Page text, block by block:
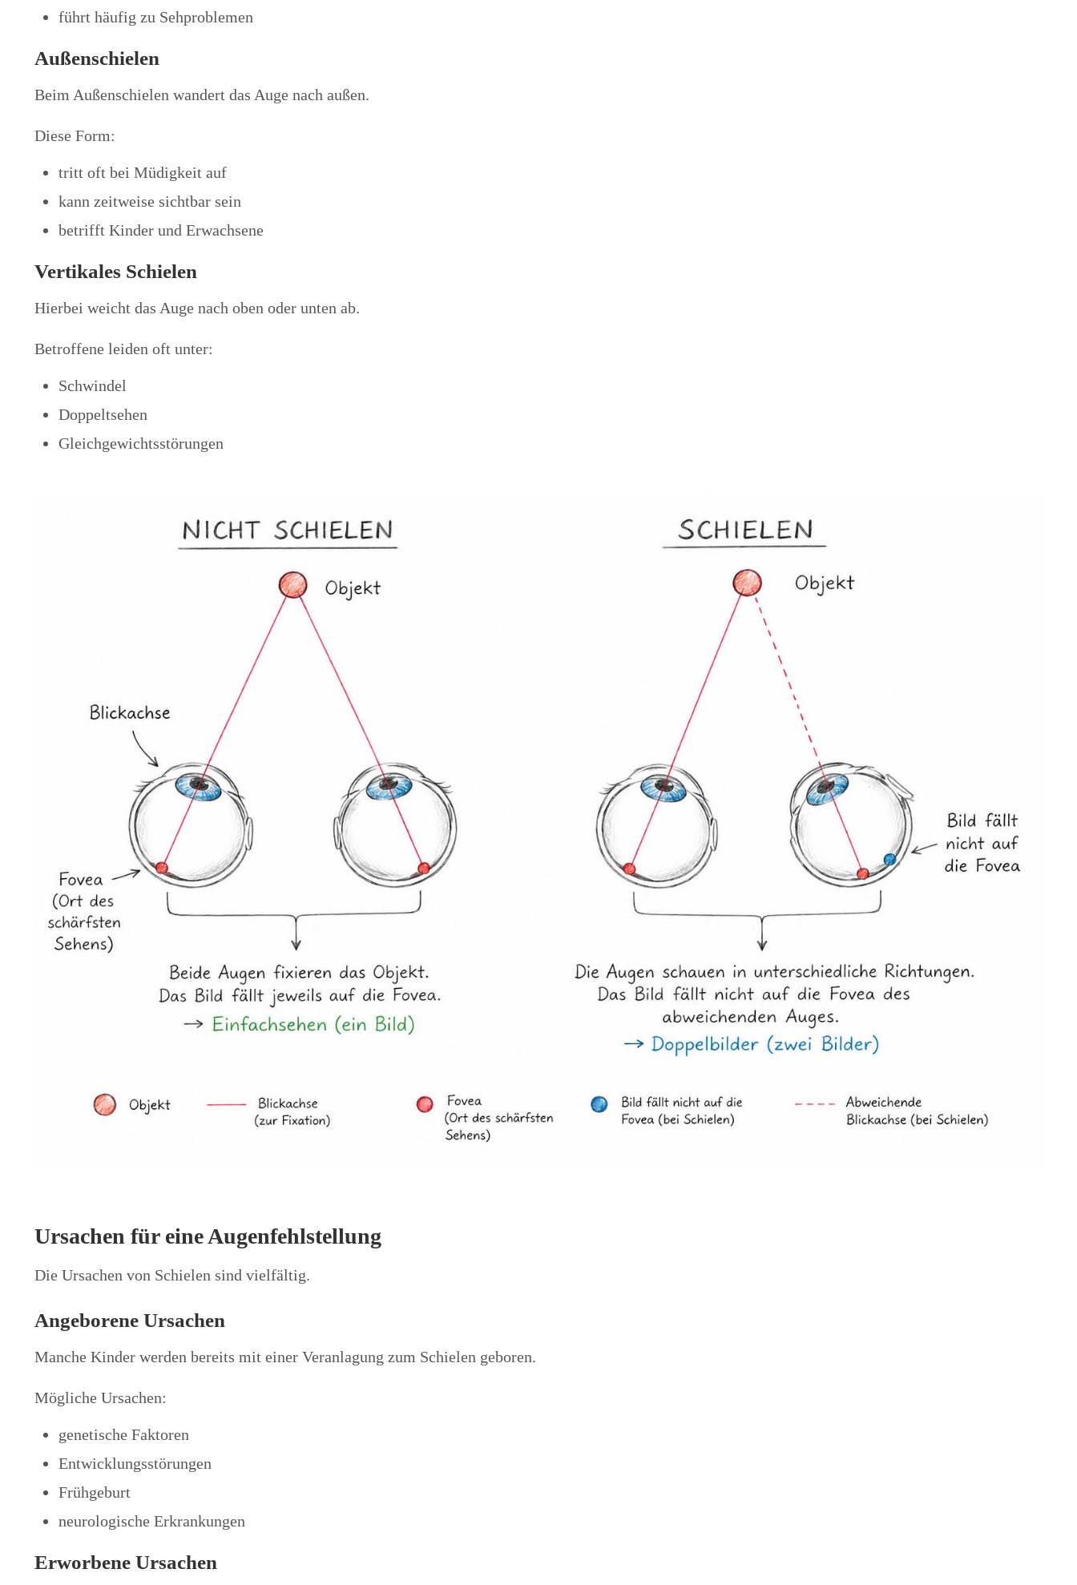
führt häufig zu Sehproblemen
Außenschielen
Beim Außenschielen wandert das Auge nach außen.
Diese Form:
tritt oft bei Müdigkeit auf
kann zeitweise sichtbar sein
betrifft Kinder und Erwachsene
Vertikales Schielen
Hierbei weicht das Auge nach oben oder unten ab.
Betroffene leiden oft unter:
Schwindel
Doppeltsehen
Gleichgewichtsstörungen
Ursachen für eine Augenfehlstellung
Die Ursachen von Schielen sind vielfältig.
Angeborene Ursachen
Manche Kinder werden bereits mit einer Veranlagung zum Schielen geboren.
Mögliche Ursachen:
genetische Faktoren
Entwicklungsstörungen
Frühgeburt
neurologische Erkrankungen
Erworbene Ursachen